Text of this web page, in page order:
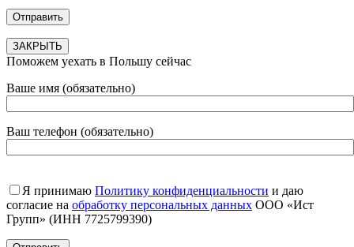
ЗАКРЫТЬ
Поможем уехать в Польшу сейчас
Ваше имя (обязательно)
Ваш телефон (обязательно)
Я принимаю Политику конфиденциальности и даю
согласие на обработку персональных данных ООО «Ист
Групп» (ИНН 7725799390)